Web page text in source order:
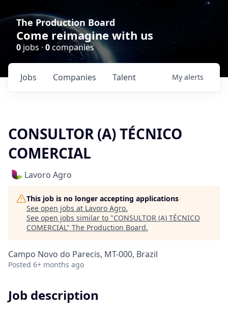
The Production Board
Come reimagine with us
0 jobs ·0companies
Jobs Companies Talent My alerts
CONSULTOR (A) TÉCNICO
COMERCIAL
Lavoro Agro
This job is no longer accepting applications
See open jobs at Lavoro Agro.
See open jobs similar to "CONSULTOR (A) TÉCNICO
COMERCIAL" The Production Board.
Campo Novo do Parecis, MT-000, Brazil
Posted 6+ months ago
Job description